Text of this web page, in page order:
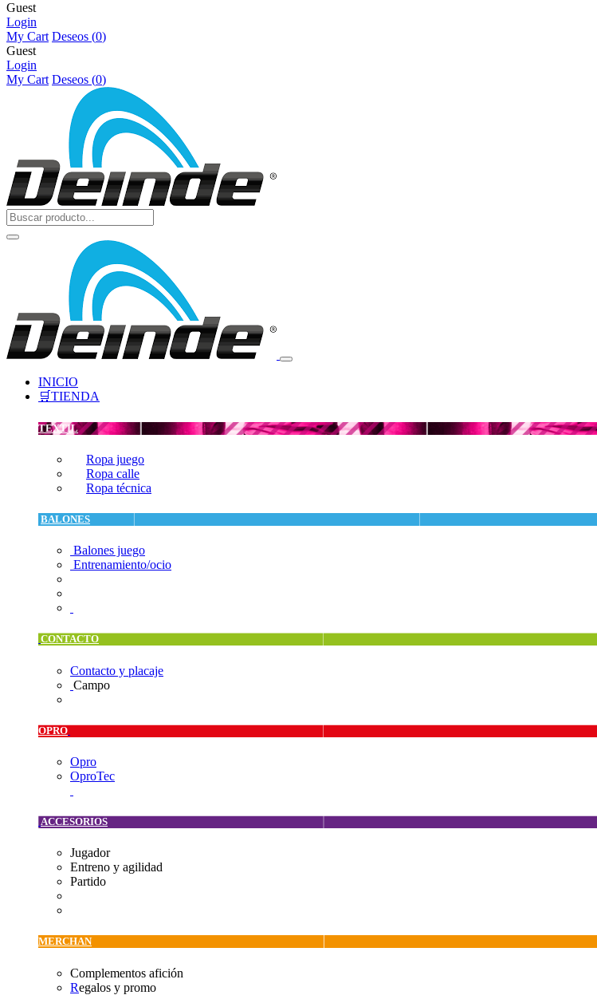
Guest
Login
My Cart Deseos (0)
Guest
Login
My Cart Deseos (0)
INICIO
🛒TIENDA
TEXTIL
Ropa juego
Ropa calle
Ropa técnica
BALONES
Balones juego
Entrenamiento/ocio
CONTACTO
Contacto y placaje
Campo
OPRO
Opro
OproTec
ACCESORIOS
Jugador
Entreno y agilidad
Partido
MERCHAN
Complementos afición
Regalos y promo